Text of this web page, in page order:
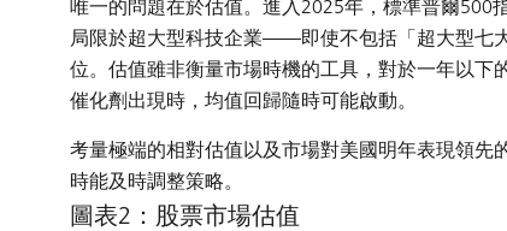
唯一的問題在於估值。進入2025年，標準普爾500
局限於超大型科技企業——即使不包括「超大型七
位。估值雖非衡量市場時機的工具，對於一年以
催化劑出現時，均值回歸隨時可能啟動。
考量極端的相對估值以及市場對美國明年表現領
時能及時調整策略。
圖表2：股票市場估值